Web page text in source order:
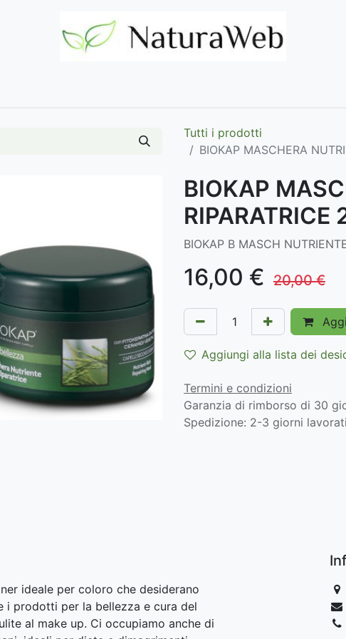
Tutti i prodotti
BIOKAP MASCHERA
BIOKAP
RIPARATRICE
BIOKAP B MASCH
16,00 € 20,00€
Aggiungi alla lista dei
Termini e condizioni
Garanzia di rimborso di 30
Spedizione: 2-3 giorni
ideale per coloro che desiderano
i prodotti per la bellezza e cura del
al make up. Ci occupiamo anche di